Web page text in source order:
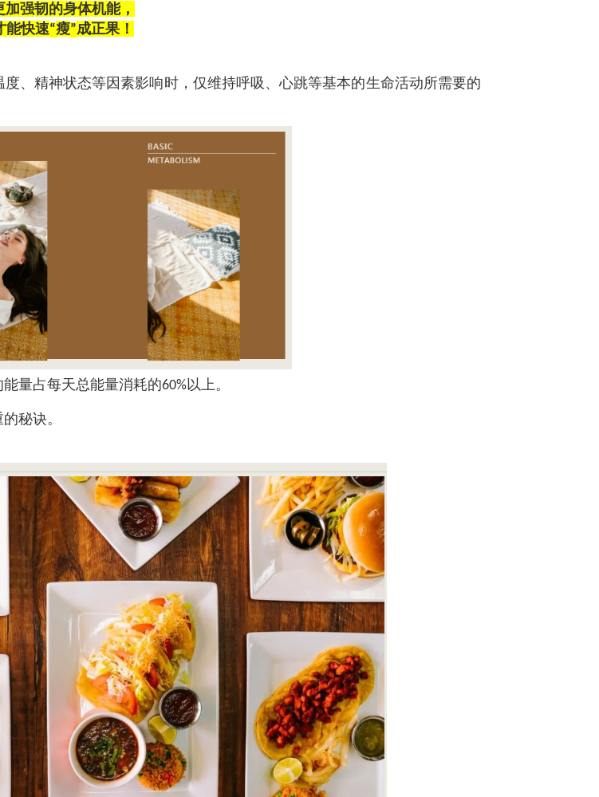
加强韧的身体机能，
能快速“瘦”成正果！
、精神状态等因素影响时，仅维持呼吸、心跳等基本的生命活动所需要的
量占每天总能量消耗的60%以上。
秘诀。